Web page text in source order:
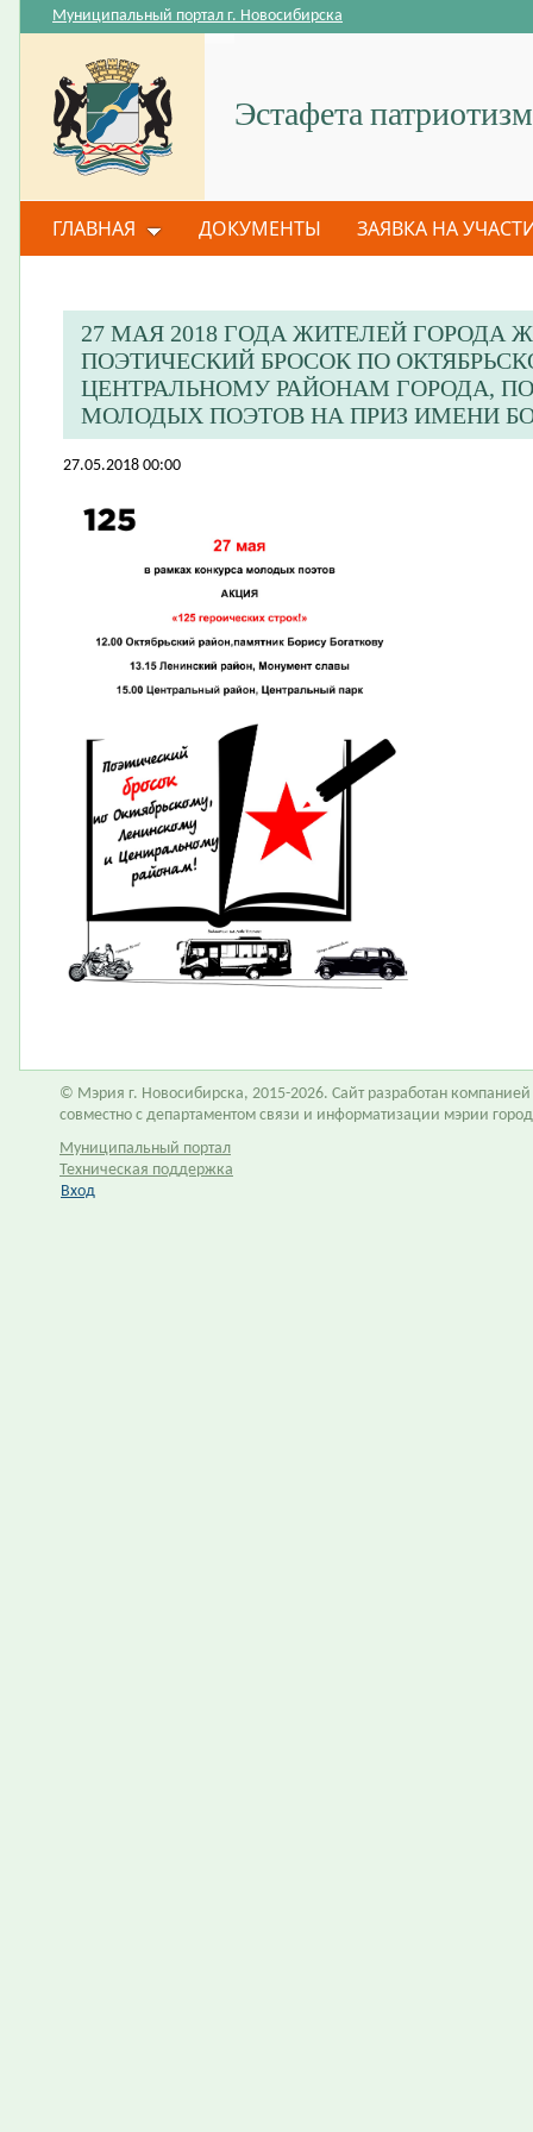
Эстафета
Муниципальный портал г. Новосибирска
ГЛАВНАЯ ДОКУМЕНТЫ ЗАЯВКА НА
27 МАЯ 2018 ГОДА ЖИТЕЛЕЙ ГОРОДА
ПОЭТИЧЕСКИЙ БРОСОК ПО
ЦЕНТРАЛЬНОМУ РАЙОНАМ ГОРОДА,
МОЛОДЫХ ПОЭТОВ НА ПРИЗ ИМЕНИ
27.05.2018 00:00
© Мэрия г. Новосибирска, 2015-2026. Сайт разработан компанией
совместно с департаментом связи и информатизации мэрии
Муниципальный портал
Техническая поддержка
Вход